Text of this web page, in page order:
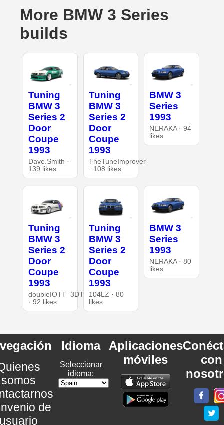
More BMW 3 Series
builds
Tuning
BMW 3
Series 2
Door
Coupe
1993
Dave.Smith ·
139 likes
Tuning
BMW 3
Series 2
Door
Coupe
1993
TheTuneImprover
· 108 likes
BMW 3
Series
1993
NERAKA · 94
likes
Tuning
BMW 3
Series 2
Door
Coupe
1993
doubleIOTT_3DT
· 92 likes
Tuning
BMW 3
Series 2
Door
Coupe
1993
104LZ · 80
likes
BMW 3
Series
1993
NERAKA · 80
likes
somos
de
Idioma
Seleccionar
idioma:
Aplicaciones
móviles
con